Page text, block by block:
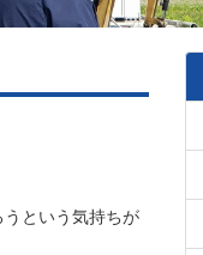
という気持ちが